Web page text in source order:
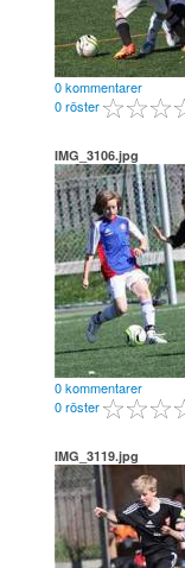
0 kommentarer
0 röster
IMG_3106.jpg
0 kommentarer
0 röster
IMG_3119.jpg